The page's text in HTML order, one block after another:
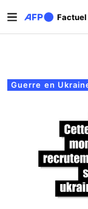
Factuel
Onglets
Guerre en